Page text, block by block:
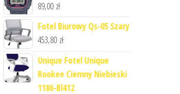
89,00 zł
Fotel Biurowy Qs-05 Szary
453,80 zł
Unique Fotel Unique
Rookee Ciemny Niebieski
1186-Bl412